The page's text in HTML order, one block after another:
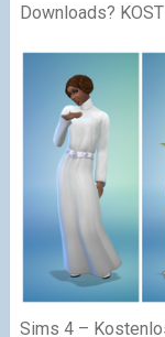
Downloads?
Sims 4 –